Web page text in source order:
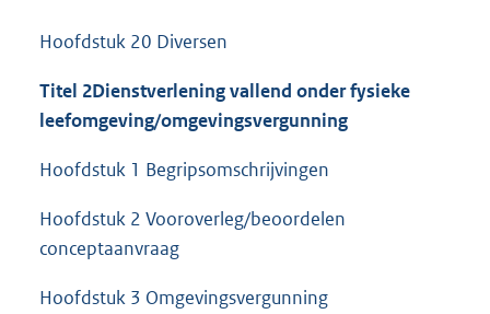
Hoofdstuk 20 Diversen
Titel 2Dienstverlening vallend onder fysieke
leefomgeving/omgevingsvergunning
Hoofdstuk 1 Begripsomschrijvingen
Hoofdstuk 2 Vooroverleg/beoordelen
conceptaanvraag
Hoofdstuk 3 Omgevingsvergunning